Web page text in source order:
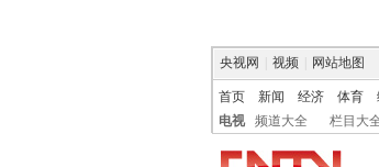
央视网
视频 网站地图
首页 新闻 经济 体育
电视
频道大全 栏目大